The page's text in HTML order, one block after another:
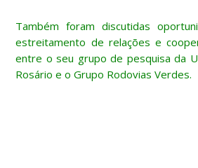
Também foram discutidas
estreitamento de relações e
entre o seu grupo de pesquisa da
Rosário e o Grupo Rodovias Verdes.